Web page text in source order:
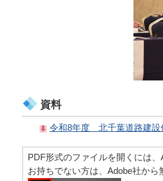
資料
令和8年度 北千葉道路建設
PDF形式のファイルを開くには、
お持ちでない方は、Adobe社から